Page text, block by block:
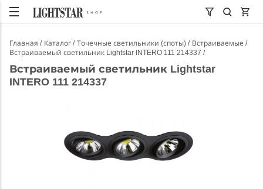
Главная Каталог Точечные светильники (споты)
Встраиваемые
Встраиваемый светильник Lightstar INTERO 111 214337
Встраиваемый светильник Lightstar
INTERO 111 214337